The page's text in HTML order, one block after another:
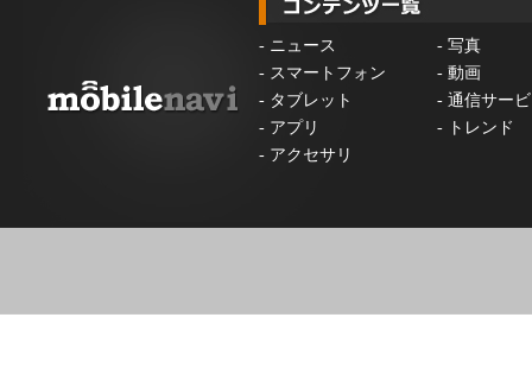
- ニュース - 写真
- スマートフォン - 動画
- タブレット - 通信サー
- アプリ -
トレンド
- アクセサリ